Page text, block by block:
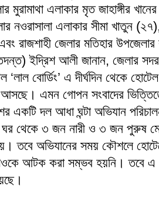
মুরামাথা এলাকার মৃত জাহাঙ্গীর
নওরাসালা এলাকার সীমা খাতুন
রাজশাহী জেলার মতিহার
ইদ্রিশ আলী জানান, জেলার সদর
বোর্ডিং’ এ দীর্ঘদিন থেকে
এমন গোপন সংবাদের ভিত্তিতে
একটি দল আধা ঘন্টা অভিযান
ঘর থেকে ৩ জন নারী ও ৩ জন
অভিযানের সময় কৌশলে
আটক করা সম্ভব হয়নি। তবে